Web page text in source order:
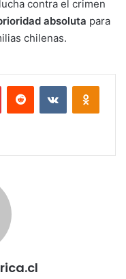
contra el crimen
absoluta para
chilenas.
PinterestReddit VKontakte